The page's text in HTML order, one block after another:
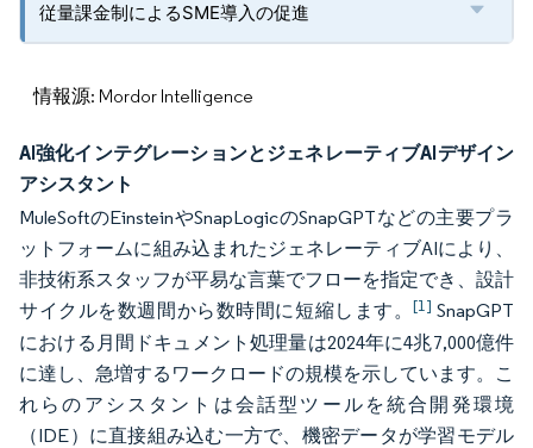
従量課金制によるSME導入の促進
情報源: Mordor Intelligence
AI強化インテグレーションとジェネレーティブAIデザイン
アシスタント
MuleSoftのEinsteinやSnapLogicのSnapGPTなどの主要プラ
ットフォームに組み込まれたジェネレーティブAIにより、
非技術系スタッフが平易な言葉でフローを指定でき、設計
サイクルを数週間から数時間に短縮します。[1] SnapGPT
における月間ドキュメント処理量は2024年に4兆7,000億件
に達し、急増するワークロードの規模を示しています。こ
れらのアシスタントは会話型ツールを統合開発環境
（IDE）に直接組み込む一方で、機密データが学習モデル